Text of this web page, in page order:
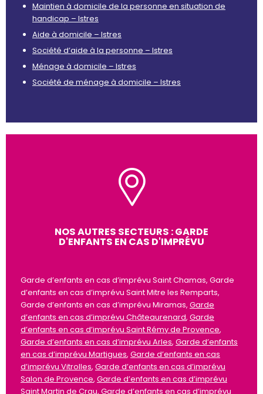
Maintien à domicile de la personne en situation de
handicap – Istres
Aide à domicile – Istres
Société d’aide à la personne – Istres
Ménage à domicile – Istres
Société de ménage à domicile – Istres
NOS AUTRES SECTEURS : GARDE
D'ENFANTS EN CAS D'IMPRÉVU
Garde d’enfants en cas d’imprévu Saint Chamas, Garde
d’enfants en cas d’imprévu Saint Mitre les Remparts,
Garde d’enfants en cas d’imprévu Miramas, Garde
d’enfants en cas d’imprévu Châteaurenard, Garde
d’enfants en cas d’imprévu Saint Rémy de Provence,
Garde d’enfants en cas d’imprévu Arles, Garde d’enfants
en cas d’imprévu Martigues, Garde d’enfants en cas
d’imprévu Vitrolles, Garde d’enfants en cas d’imprévu
Salon de Provence, Garde d’enfants en cas d’imprévu
Saint Martin de Crau, Garde d’enfants en cas d’imprévu